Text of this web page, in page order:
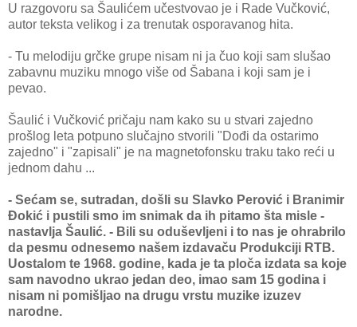
U razgovoru sa Šaulićem učestvovao je i Rade Vučković,
autor teksta velikog i za trenutak osporavanog hita.
- Tu melodiju grčke grupe nisam ni ja čuo koji sam slušao
zabavnu muziku mnogo više od Šabana i koji sam je i
pevao.
Šaulić i Vučković pričaju nam kako su u stvari zajedno
prošlog leta potpuno slučajno stvorili "Dođi da ostarimo
zajedno" i "zapisali" je na magnetofonsku traku tako reći u
jednom dahu ...
- Sećam se, sutradan, došli su Slavko Perović i Branimir
Đokić i pustili smo im snimak da ih pitamo šta misle -
nastavlja Šaulić. - Bili su oduševljeni i to nas je ohrabrilo
da pesmu odnesemo našem izdavaču Produkciji RTB.
Uostalom te 1968. godine, kada je ta ploča izdata sa koje
sam navodno ukrao jedan deo, imao sam 15 godina i
nisam ni pomišljao na drugu vrstu muzike izuzev
narodne.